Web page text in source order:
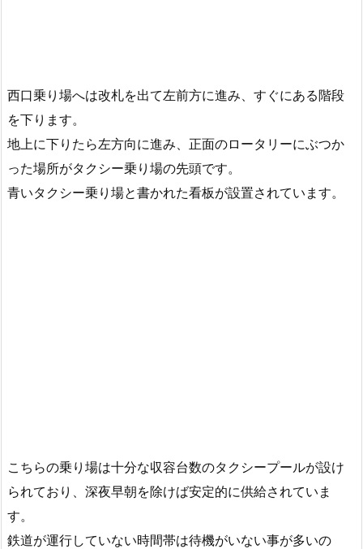
西口乗り場へは改札を出て左前方に進み、すぐにある階段
を下ります。
地上に下りたら左方向に進み、正面のロータリーにぶつか
った場所がタクシー乗り場の先頭です。
青いタクシー乗り場と書かれた看板が設置されています。
こちらの乗り場は十分な収容台数のタクシープールが設け
られており、深夜早朝を除けば安定的に供給されていま
す。
鉄道が運行していない時間帯は待機がいない事が多いの